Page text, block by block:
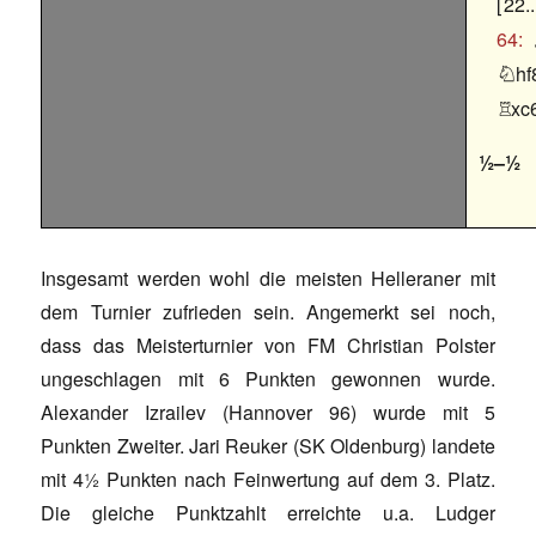
64:


½–½
Insgesamt werden wohl die meisten Helleraner mit
dem Turnier zufrieden sein. Angemerkt sei noch,
dass das Meisterturnier von FM Christian Polster
ungeschlagen mit 6 Punkten gewonnen wurde.
Alexander Izrailev (Hannover 96) wurde mit 5
Punkten Zweiter. Jari Reuker (SK Oldenburg) landete
mit 4½ Punkten nach Feinwertung auf dem 3. Platz.
Die gleiche Punktzahlt erreichte u.a. Ludger